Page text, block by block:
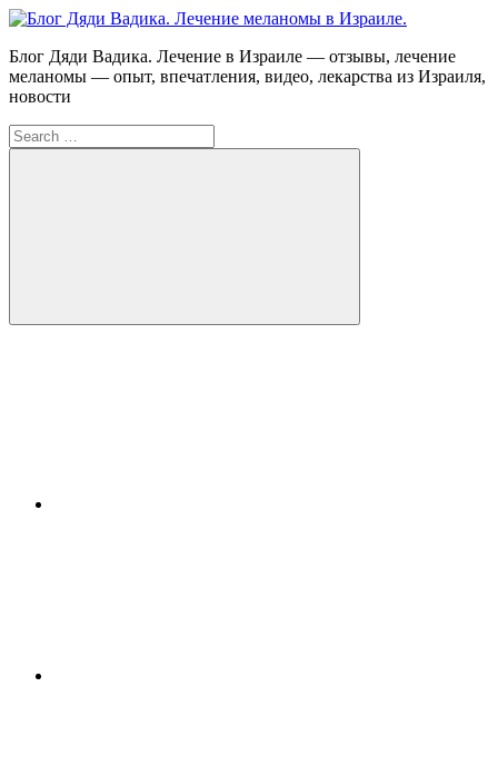
Skip
content
Блог
Дяди
Вадика.
Израиле.
Блог Дяди Вадика. Лечение в Израиле — отзывы, лечение
меланомы — опыт, впечатления, видео, лекарства из Израиля,
новости
Search
for:
Search